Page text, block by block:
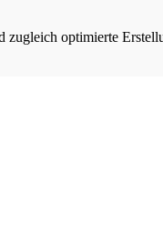
optimierte